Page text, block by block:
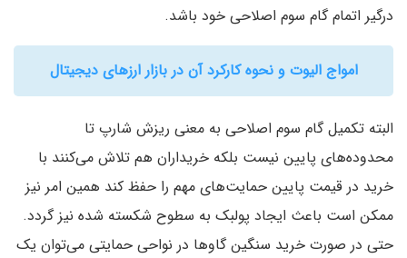
درگیر اتمام گام سوم اصلاحی خود باشد.
امواج الیوت و نحوه کارکرد آن در بازار ارزهای دیجیتال
البته تکمیل گام سوم اصلاحی به معنی ریزش شارپ تا
محدوده‌های پایین نیست بلکه خریداران هم تلاش می‌کنند با
خرید در قیمت پایین حمایت‌های مهم را حفظ کند همین امر نیز
ممکن است باعث ایجاد پولبک‌ به سطوح شکسته شده نیز گردد.
حتی در صورت خرید سنگین گاوها در نواحی حمایتی می‌توان یک